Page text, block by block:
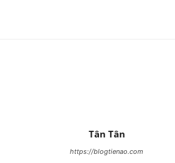
Tân Tân
https://blogtienao.com